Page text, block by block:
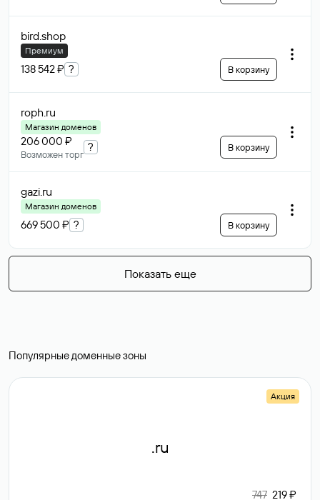
bird.shop
Премиум
138 542 ₽ ? В корзину
roph.ru
Магазин доменов
206 000 ₽
Возможен торг
? В корзину
gazi.ru
Магазин доменов
669 500 ₽ ? В корзину
Показать еще
Популярные доменные зоны
Акция
.ru
747 219 ₽